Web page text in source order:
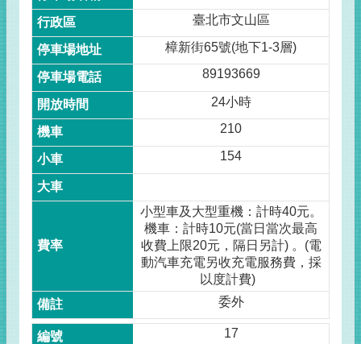
臺北市文山區
樟新街65號(地下1-3層)
89193669
24小時
210
154
小型車及大型重機：計時40元。
機車：計時10元(當日當次最高
收費上限20元，隔日另計) 。(電
動汽車充電另收充電服務費，採
以度計費)
委外
17